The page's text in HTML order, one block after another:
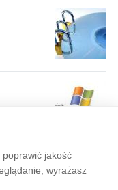
jakość
wyrażasz
Prywatność